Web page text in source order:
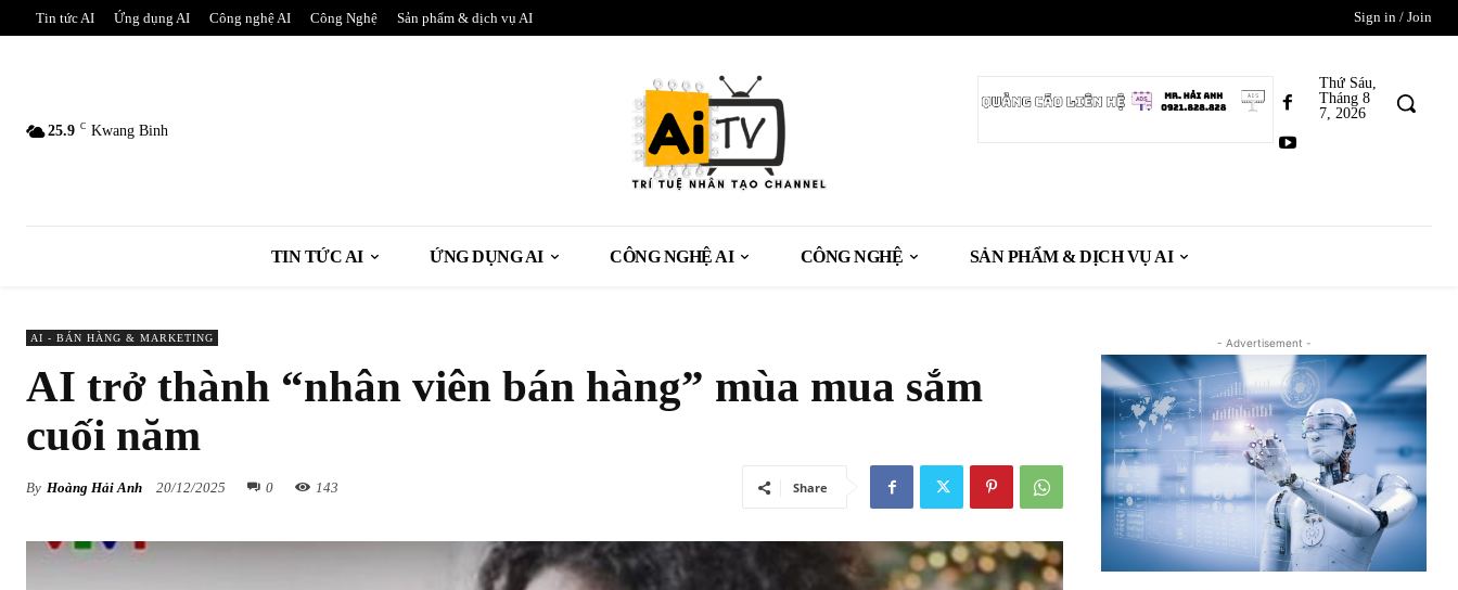
Tin tức AI Ứng dụng AI Công nghệ AI Công Nghệ Sản phẩm & dịch vụ AI Sign in / Join
25.9 C Kwang Binh
Thứ Sáu,
Tháng 8
7, 2026
TIN TỨC AI ỨNG DỤNG AI CÔNG NGHỆ AI CÔNG NGHỆ SẢN PHẨM & DỊCH VỤ AI
AI - BÁN HÀNG & MARKETING
AI trở thành “nhân viên bán hàng” mùa mua sắm
cuối năm
By Hoàng Hải Anh 20/12/2025 0 143 Share
- Advertisement -